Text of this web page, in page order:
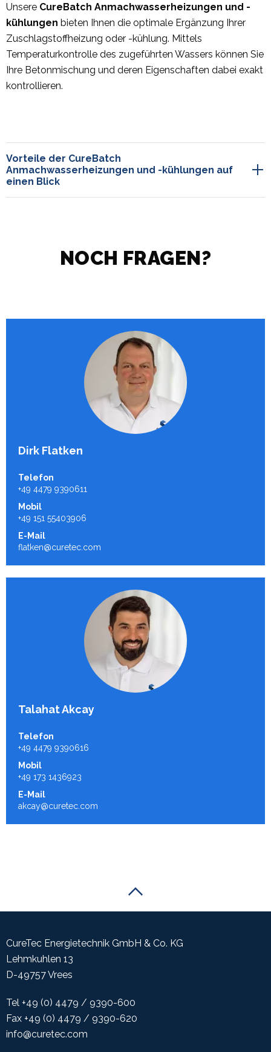
Unsere CureBatch Anmachwasserheizungen und -
kühlungen bieten Ihnen die optimale Ergänzung Ihrer
Zuschlagstoffheizung oder -kühlung. Mittels
Temperaturkontrolle des zugeführten Wassers können Sie
Ihre Betonmischung und deren Eigenschaften dabei exakt
kontrollieren.
Vorteile der CureBatch
Anmachwasserheizungen und -kühlungen auf
einen Blick
NOCH FRAGEN?
Dirk Flatken
Telefon
+49 4479 9390611
Mobil
+49 151 55403906
E-Mail
flatken@curetec.com
Talahat Akcay
Telefon
+49 4479 9390616
Mobil
+49 173 1436923
E-Mail
akcay@curetec.com
CureTec Energietechnik GmbH & Co. KG
Lehmkuhlen 13
D-49757 Vrees
Tel +49 (0) 4479 / 9390-600
Fax +49 (0) 4479 / 9390-620
info@curetec.com